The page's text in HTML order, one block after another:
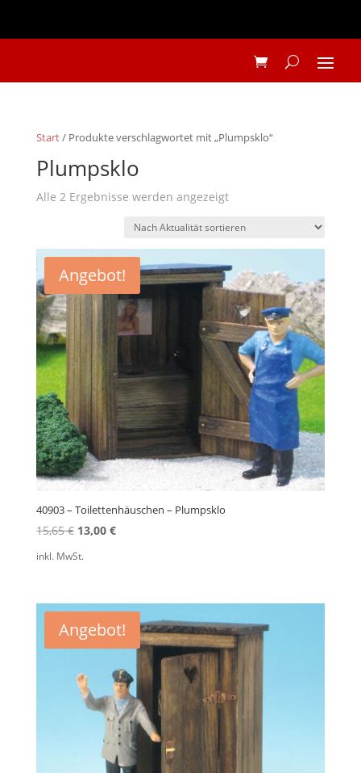
Start/ Produkte verschlagwortet mit „Plumpsklo“
Plumpsklo
Alle 2 Ergebnisse werden angezeigtNach
sortiert
Angebot!
40903 – Toilettenhäuschen – Plumpsklo
15,65€ Ursprünglicher
13,00 €Aktueller
inkl. MwSt.
Angebot!